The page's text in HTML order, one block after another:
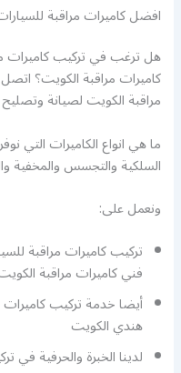
افضل كاميرات مراقبة
هل ترغب في تركيب كاميرات
كاميرات مراقبة الكويت؟
مراقبة الكويت لصيانة وتصليح
ما هي انواع الكاميرات التي
السلكية والتجسس والمخفية
ونعمل على:
تركيب كاميرات مراقبة
فني كاميرات مراقبة
أيضا خدمة تركيب كاميرات
هندي الكويت
لدينا الخبرة والحرفية في